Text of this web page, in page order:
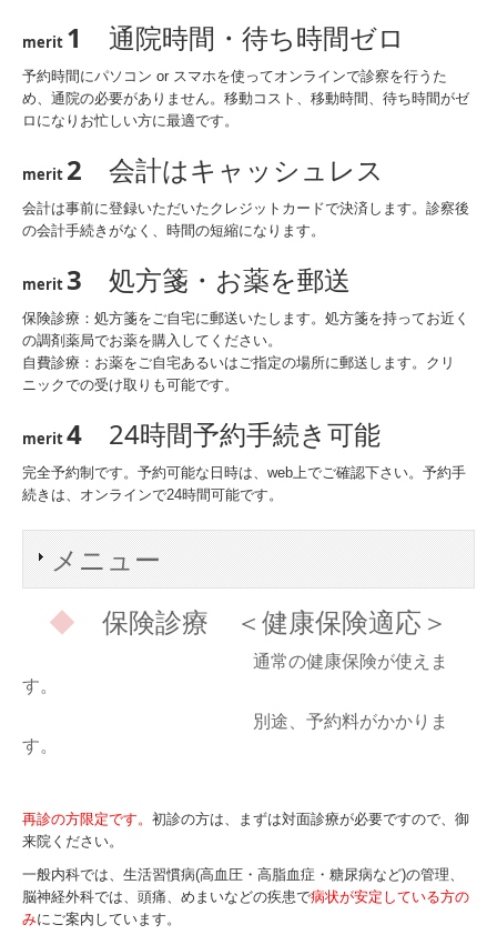
merit 1 通院時間・待ち時間ゼロ
予約時間にパソコン or スマホを使ってオンラインで診察を行うた
め、通院の必要がありません。移動コスト、移動時間、待ち時間がゼ
ロになりお忙しい方に最適です。
merit 2 会計はキャッシュレス
会計は事前に登録いただいたクレジットカードで決済します。診察後
の会計手続きがなく、時間の短縮になります。
merit 3 処方箋・お薬を郵送
保険診療：処方箋をご自宅に郵送いたします。処方箋を持ってお近く
の調剤薬局でお薬を購入してください。
自費診療：お薬をご自宅あるいはご指定の場所に郵送します。クリ
ニックでの受け取りも可能です。
merit4 24時間予約手続き可能
完全予約制です。予約可能な日時は、web上でご確認下さい。予約手
続きは、オンラインで24時間可能です。
メニュー
◆ 保険診療 ＜健康保険適応＞
通常の健康保険が使えま
す。
別途、予約料がかかりま
す。
再診の方限定です。 初診の方は、まずは対面診療が必要ですので、御
来院ください。
一般内科では、生活習慣病(高血圧・高脂血症・糖尿病など)の管理、
脳神経外科では、頭痛、めまいなどの疾患で病状が安定している方の
みにご案内しています。